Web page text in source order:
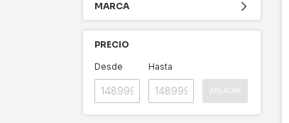
MARCA
PRECIO
Desde Hasta